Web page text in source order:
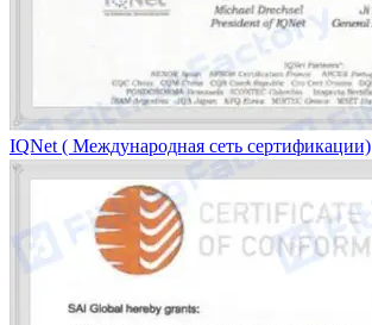
IQNet ( Международная сеть сертификации)